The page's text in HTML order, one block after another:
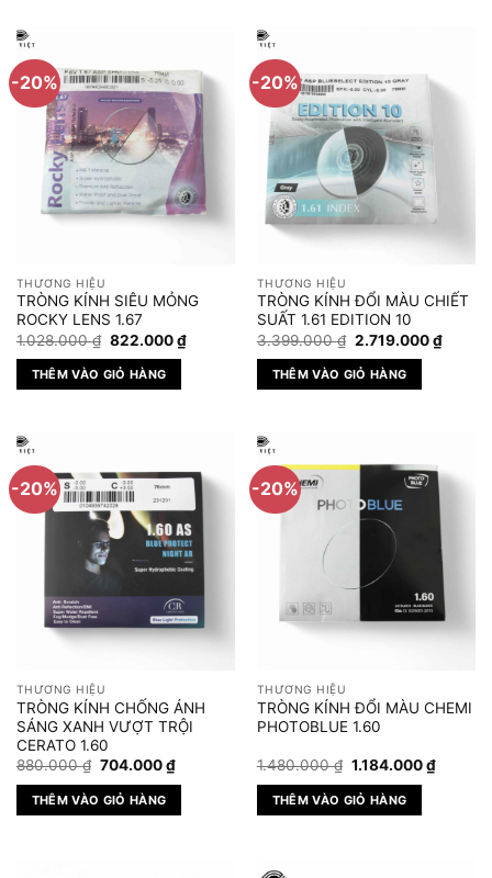
-20%
THƯƠNG HIỆU
TRÒNG KÍNH SIÊU MỎNG
ROCKY LENS 1.67
1.028.000₫ Giá
gốc
là:
1.028.000 ₫.
822.000₫Giá
hiện
822.000 ₫.
THÊM VÀO GIỎ HÀNG
-20%
THƯƠNG HIỆU
TRÒNG KÍNH ĐỔI MÀU CHIẾT
SUẤT 1.61 EDITION 10
3.399.000₫ Giá
là:
3.399.000 ₫.
2.719.000₫Giá
hiện
THÊM VÀO GIỎ HÀNG
-20%
THƯƠNG HIỆU
TRÒNG KÍNH CHỐNG ÁNH
SÁNG XANH VƯỢT TRỘI
CERATO 1.60
880.000₫ Giá
là:
880.000 ₫.
704.000₫Giá
hiện
704.000 ₫.
THÊM VÀO GIỎ HÀNG
-20%
THƯƠNG HIỆU
TRÒNG KÍNH ĐỔI MÀU CHEMI
PHOTOBLUE 1.60
1.480.000₫ Giá
là:
1.480.000 ₫.
1.184.000₫Giá
hiện
THÊM VÀO GIỎ HÀNG